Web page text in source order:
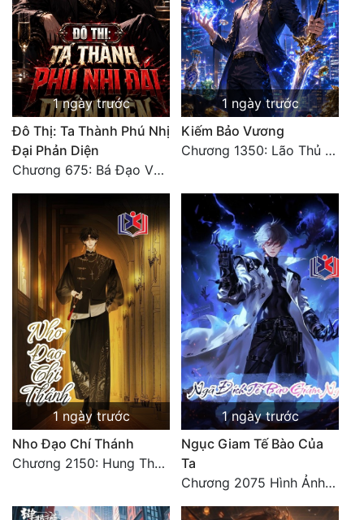
Đẹp Hiệp
Tính Cách Nhân Vật :
Cơ Trí
Sát Phạt Quyết Đoán
Vô Sỉ
1 ngày trước
Đô Thị: Ta Thành Phú Nhị
Đại Phản Diện
Chương 675: Bá Đạo Vương Gia
1 ngày trước
Kiếm Bảo Vương
Chương 1350: Lão Thủ (4/5)
1 ngày trước
Nho Đạo Chí Thánh
Chương 2150: Hung Thụ Nhựa Cây
1 ngày trước
Ngục Giam Tế Bào Của
Ta
Chương 2075 Hình Ảnh Màu Xám